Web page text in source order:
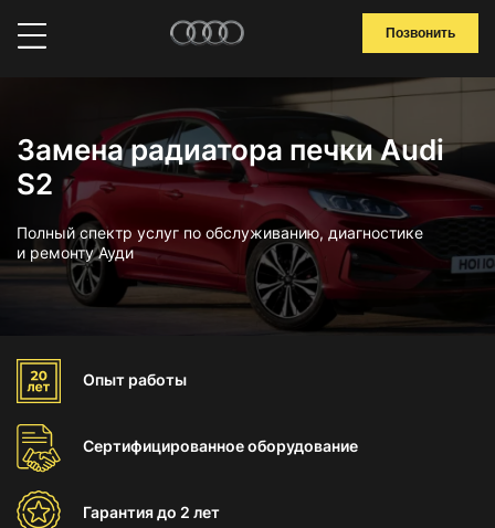
Позвонить
Замена радиатора печки Audi
S2
Полный спектр услуг по обслуживанию, диагностике
и ремонту Ауди
Опыт работы
Сертифицированноеоборудование
Гарантиядо 2 лет